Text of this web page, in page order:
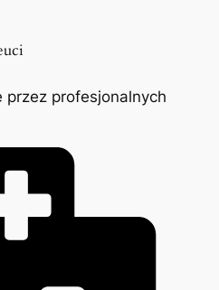
profesjonalnych